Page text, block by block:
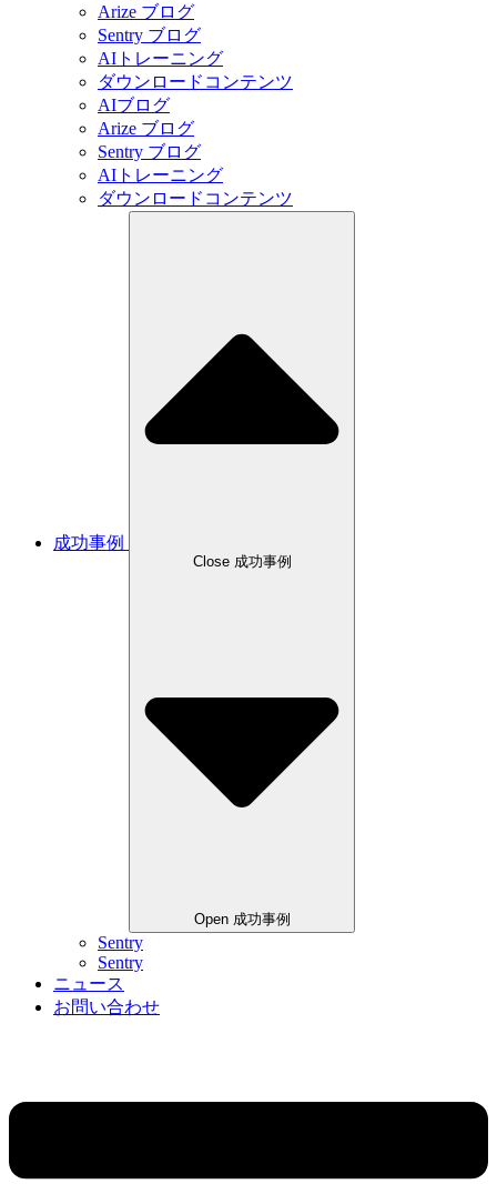
Arize ブログ
Sentry ブログ
AIトレーニング
ダウンロードコンテンツ
AIブログ
Arize ブログ
Sentry ブログ
AIトレーニング
ダウンロードコンテンツ
成功事例
Close 成功事例
Open 成功事例
Sentry
Sentry
ニュース
お問い合わせ